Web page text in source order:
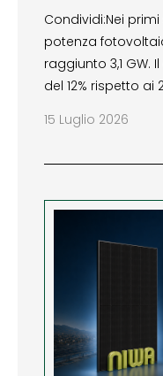
Condividi:Nei
potenza
raggiunto 3,1
del 12% rispetto ai
15 Luglio 2026